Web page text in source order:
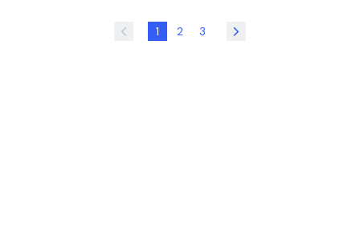
1 2 3